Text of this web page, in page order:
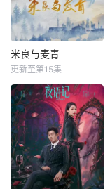
米良与麦青
更新至第15集